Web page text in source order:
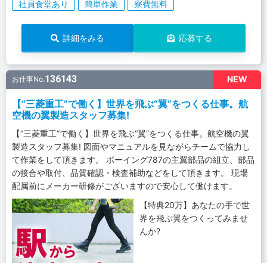
社員食堂あり 簡単作業 寮費無料
詳細をみる 応募する
NEW
お仕事No.136143
【“三菱重工”で働く】世界を飛ぶ“翼”をつくる仕事。航
空機の翼製造スタッフ募集!
【“三菱重工”で働く】世界を飛ぶ“翼”をつくる仕事。航空機の翼
製造スタッフ募集! 図面やマニュアルを見ながらチームで協力し
て作業をして頂きます。 ボーイング787の主翼部品の組立、部品
の接合や取付、品質確認・検査補助などをして頂きます。 現場
配属前にメーカー研修がございますので安心して働けます。
【特典20万】あなたの手で世
界を飛ぶ翼をつくってみませ
んか?